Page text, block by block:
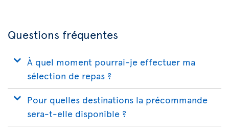
Questions fréquentes
À quel moment pourrai-je effectuer ma
sélection de repas ?
Pour quelles destinations la précommande
sera-t-elle disponible ?